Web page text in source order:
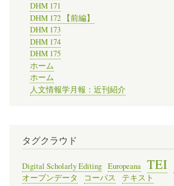
DHM 171
DHM 172 【前編】
DHM 173
DHM 174
DHM 175
ホーム
ホーム
人文情報学月報：近刊紹介
タグクラウド
Digital Scholarly Editing Europeana TEI
オープンデータ コーパス テキスト